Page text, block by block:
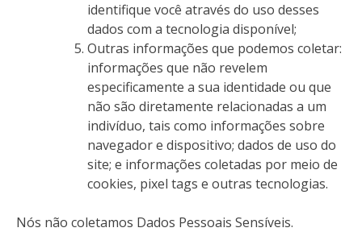
identifique você através do uso desses
dados com a tecnologia disponível;
Outras informações que podemos coletar:
informações que não revelem
especificamente a sua identidade ou que
não são diretamente relacionadas a um
indivíduo, tais como informações sobre
navegador e dispositivo; dados de uso do
site; e informações coletadas por meio de
cookies, pixel tags e outras tecnologias.
Nós não coletamos Dados Pessoais Sensíveis.